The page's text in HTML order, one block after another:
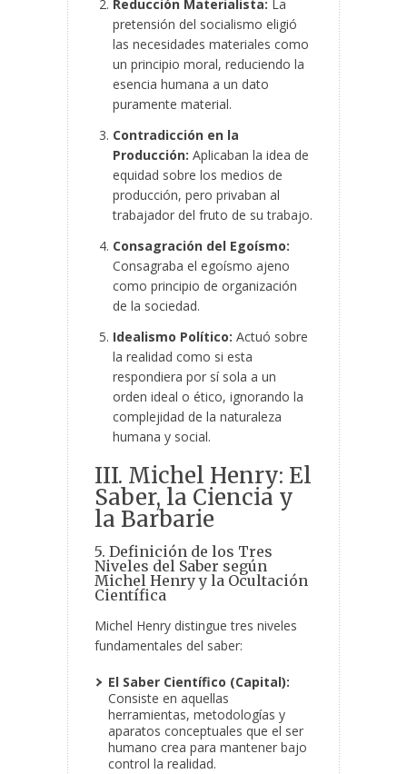
Reducción Materialista: La
pretensión del socialismo eligió
las necesidades materiales como
un principio moral, reduciendo la
esencia humana a un dato
puramente material.
Contradicción en la
Producción: Aplicaban la idea de
equidad sobre los medios de
producción, pero privaban al
trabajador del fruto de su trabajo.
Consagración del Egoísmo:
Consagraba el egoísmo ajeno
como principio de organización
de la sociedad.
Idealismo Político: Actuó sobre
la realidad como si esta
respondiera por sí sola a un
orden ideal o ético, ignorando la
complejidad de la naturaleza
humana y social.
III. Michel Henry: El
Saber, la Ciencia y
la Barbarie
5. Definición de los Tres
Niveles del Saber según
Michel Henry y la Ocultación
Científica
Michel Henry distingue tres niveles
fundamentales del saber:
El Saber Científico (Capital):
Consiste en aquellas
herramientas, metodologías y
aparatos conceptuales que el ser
humano crea para mantener bajo
control la realidad.